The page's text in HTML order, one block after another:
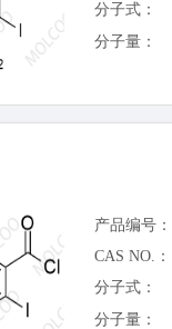
分子式：
分子量：
产品编号：
CAS NO.：
分子式：
分子量：